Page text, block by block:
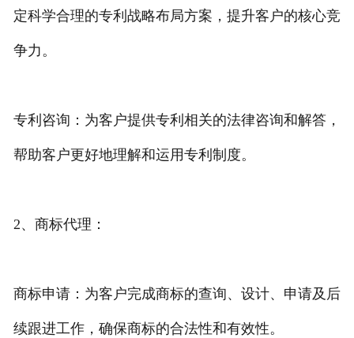
定科学合理的专利战略布局方案，提升客户的核心竞
争力。
专利咨询：为客户提供专利相关的法律咨询和解答，
帮助客户更好地理解和运用专利制度。
2、商标代理：
商标申请：为客户完成商标的查询、设计、申请及后
续跟进工作，确保商标的合法性和有效性。